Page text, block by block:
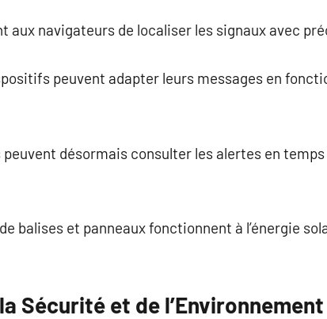
aux navigateurs de localiser les signaux avec
peuvent adapter leurs messages en
désormais consulter les alertes en
balises et panneaux fonctionnent à l’énergie
Sécurité et de l’Environnement